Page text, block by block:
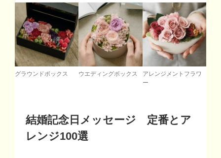
グラウンドボックス ウエディングボックス
アレンジメントフラワ
ー
結婚記念日メッセージ 定番とア
レンジ100選